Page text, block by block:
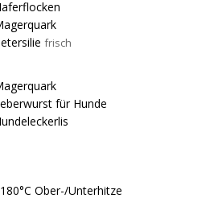
frisch
für Hunde
Ober-/Unterhitze